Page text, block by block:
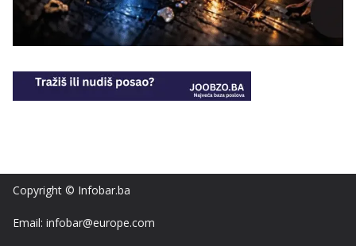
Copyright © Infobar.ba
Email: infobar@europe.com